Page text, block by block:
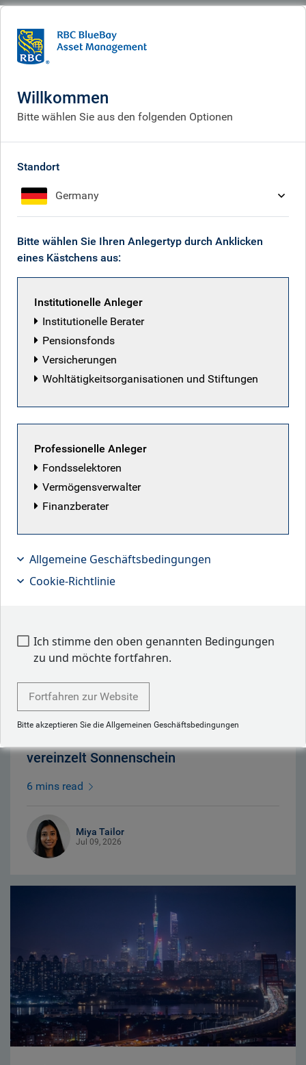
People RBC Emerging Markets Equity team
RBC Emerging Markets
Equity team
Aktuelle Artikel von RBC Emerging
Markets Equity team
vereinzelt Sonnenschein
6 mins read
Miya Tailor
Jul 09, 2026
Willkommen
Bitte wählen Sie aus den folgenden Optionen
Standort
Germany
Bitte wählen Sie Ihren Anlegertyp durch Anklicken
eines Kästchens aus:
Institutionelle Anleger
Institutionelle Berater
Pensionsfonds
Versicherungen
Wohltätigkeitsorganisationen und Stiftungen
Professionelle Anleger
Fondsselektoren
Vermögensverwalter
Finanzberater
Allgemeine Geschäftsbedingungen
Cookie-Richtlinie
Ich stimme den oben genannten Bedingungen
zu und möchte fortfahren.
Fortfahren zur Website
Bitte akzeptieren Sie die Allgemeinen Geschäftsbedingungen